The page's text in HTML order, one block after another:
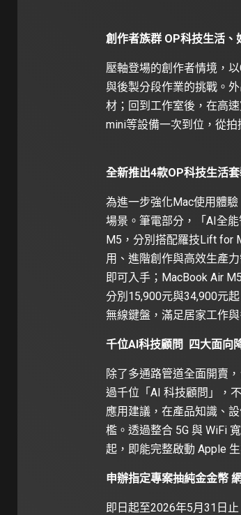
創作者族群 OP科技生活、
壓軸登場的創作者情境，
與後製分段作業的挑戰。
材；回到工作室後，在高
mini等設備一次到位，從
全新推出4款OP科技生活
為進一步強化Mac使用體
場景。筆電部分，「AI全
M5，分別搭配羅技Lift for
用、進階創作與高效生產
即可入手；MacBook Air
分別15,900元與34,900元
無線鍵盤，滿足居家工作
千位AI科技顧問 四大面向
除了多通路管道全面開賣
過千位「AI 科技顧問」，
應用建議，在產品知識、
檻。透過整合 5G 與 WiFi
起，即能完整啟動 Apple
申辦指定專案抽純金金幣
即日起至2026年5月31日